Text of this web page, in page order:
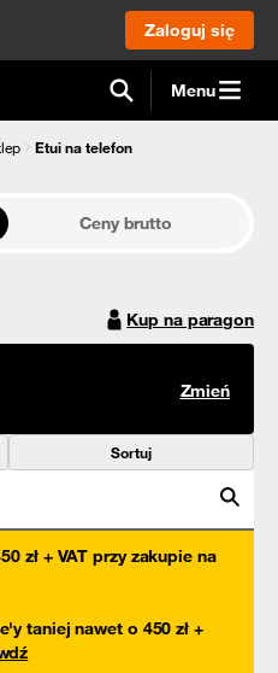
Zaloguj się
Menu
Etui na telefon
Ceny brutto
Kup na paragon
Zmień
Sortuj
zł + VAT przy zakupie na
taniej nawet o 450 zł +